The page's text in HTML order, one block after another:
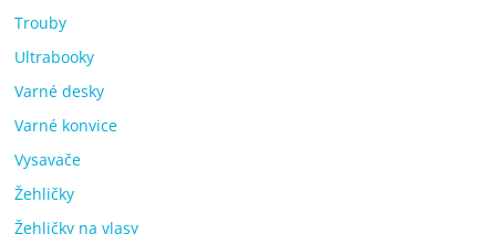
Trouby
Ultrabooky
Varné desky
Varné konvice
Vysavače
Žehličky
Žehličky na vlasy